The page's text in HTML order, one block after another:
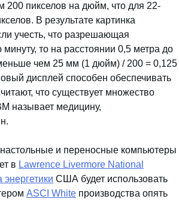
200 пикселов на дюйм, что для 22-
В результате картинка
учесть, что разрешающая
то на расстоянии 0,5 метра до
чем 25 мм (1 дюйм) / 200 = 0,125
дисплей способен обеспечивать
что существует множество
называет медицину,
и переносные компьютеры
в Lawrence Livermore National
США будет использовать
ASCI White производства опять